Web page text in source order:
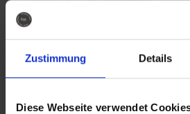
Zustimmung Details
Diese Webseite verwendet